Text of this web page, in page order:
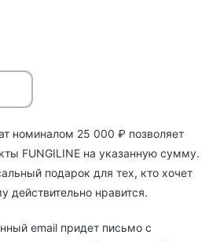
номиналом 25 000 ₽ позволяет
FUNGILINE на указанную сумму.
подарок для тех, кто хочет
действительно нравится.
email придет письмо с